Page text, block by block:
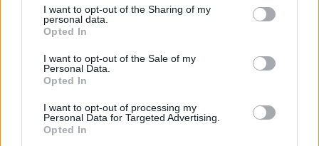
I want to opt-out of the Sharing of my
personal data.
Opted In
I want to opt-out of the Sale of my
Personal Data.
Opted In
I want to opt-out of processing my
Personal Data for Targeted Advertising.
Opted In
VIDEO. Abjectul
Cumpănașu despre
profesoare: „La 14-15
ani făceau sex cu